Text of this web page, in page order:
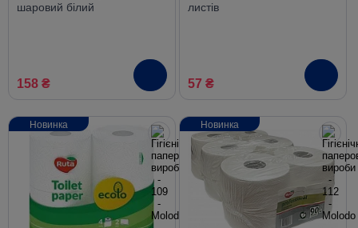
шаровий білий
158 ₴
листів
57 ₴
Новинка Новинка